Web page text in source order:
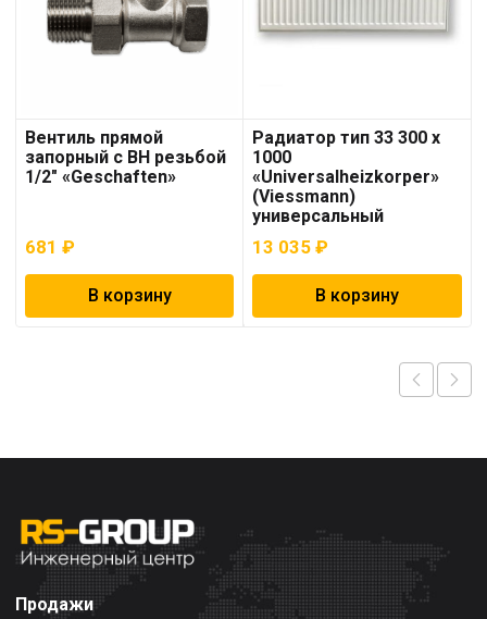
Вентиль прямой
запорный с ВН резьбой
1/2″ «Geschaften»
681 ₽
В корзину
Радиатор тип 33 300 x
1000
«Universalheizkorper»
(Viessmann)
универсальный
13 035₽
В корзину
Продажи